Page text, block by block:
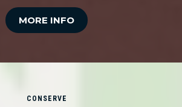
MORE INFO
CONSERVE